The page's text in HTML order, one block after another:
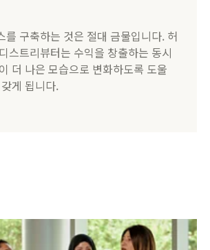
를 구축하는 것은 절대 금물입니다. 허
스트리뷰터는 수익을 창출하는 동시
더 나은 모습으로 변화하도록 도울
게 됩니다.